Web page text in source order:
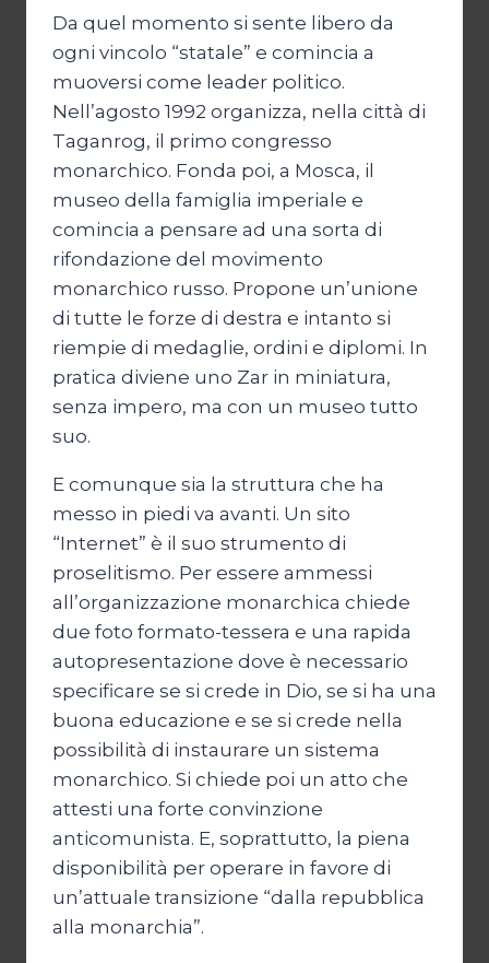
Da quel momento si sente libero da
ogni vincolo “statale” e comincia a
muoversi come leader politico.
Nell’agosto 1992 organizza, nella città di
Taganrog, il primo congresso
monarchico. Fonda poi, a Mosca, il
museo della famiglia imperiale e
comincia a pensare ad una sorta di
rifondazione del movimento
monarchico russo. Propone un’unione
di tutte le forze di destra e intanto si
riempie di medaglie, ordini e diplomi. In
pratica diviene uno Zar in miniatura,
senza impero, ma con un museo tutto
suo.
E comunque sia la struttura che ha
messo in piedi va avanti. Un sito
“Internet” è il suo strumento di
proselitismo. Per essere ammessi
all’organizzazione monarchica chiede
due foto formato-tessera e una rapida
autopresentazione dove è necessario
specificare se si crede in Dio, se si ha una
buona educazione e se si crede nella
possibilità di instaurare un sistema
monarchico. Si chiede poi un atto che
attesti una forte convinzione
anticomunista. E, soprattutto, la piena
disponibilità per operare in favore di
un’attuale transizione “dalla repubblica
alla monarchia”.